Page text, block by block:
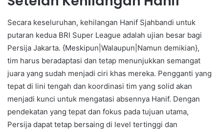
Secara keseluruhan, kehilangan Hanif Sjahbandi untuk
putaran kedua BRI Super League adalah ujian besar bagi
Persija Jakarta. {Meskipun|Walaupun|Namun demikian},
tim harus beradaptasi dan tetap menunjukkan semangat
juara yang sudah menjadi ciri khas mereka. Pengganti yang
tepat di lini tengah dan koordinasi tim yang solid akan
menjadi kunci untuk mengatasi absennya Hanif. Dengan
pendekatan yang tepat dan fokus pada tujuan utama,
Persija dapat tetap bersaing di level tertinggi dan